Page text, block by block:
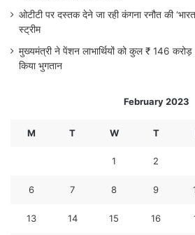
ओटीटी पर दस्तक देने जा रही कंगना रनौत की ‘भारत
स्ट्रीम
मुख्यमंत्री ने पेंशन लाभार्थियों को कुल ₹ 146
किया भुगतान
February 2023
M T W T
1 2
6 7 8 9
13 14 15 16